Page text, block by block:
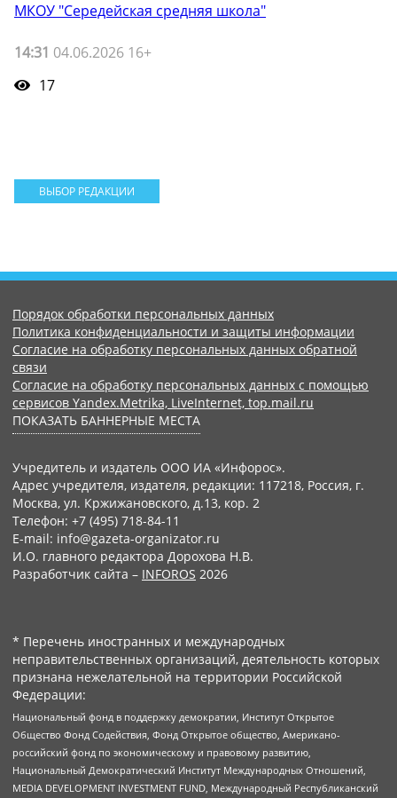
МКОУ "Середейская средняя школа"
14:31 04.06.2026 16+
17
ВЫБОР РЕДАКЦИИ
Порядок обработки персональных данных
Политика конфиденциальности и защиты информации
Согласие на обработку персональных данных обратной
связи
Согласие на обработку персональных данных с помощью
сервисов Yandex.Metrika, LiveInternet, top.mail.ru
ПОКАЗАТЬ БАННЕРНЫЕ МЕСТА
Учредитель и издатель ООО ИА «Инфорос».
Адрес учредителя, издателя, редакции: 117218, Россия, г.
Москва, ул. Кржижановского, д.13, кор. 2
Телефон: +7 (495) 718-84-11
E-mail: info@gazeta-organizator.ru
И.О. главного редактора Дорохова Н.В.
Разработчик сайта – INFOROS 2026
* Перечень иностранных и международных
неправительственных организаций, деятельность которых
признана нежелательной на территории Российской
Федерации:
Национальный фонд в поддержку демократии, Институт Открытое
Общество Фонд Содействия, Фонд Открытое общество, Американо-
российский фонд по экономическому и правовому развитию,
Национальный Демократический Институт Международных Отношений,
MEDIA DEVELOPMENT INVESTMENT FUND, Международный Республиканский